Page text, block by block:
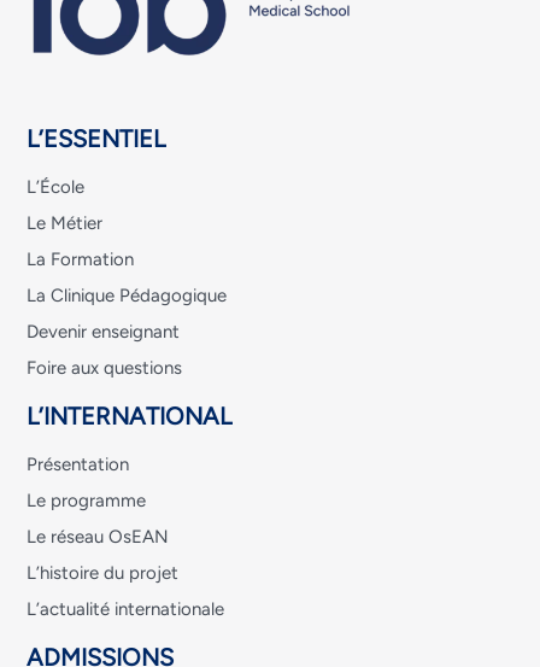
L’ESSENTIEL
L’École
Le Métier
La Formation
La Clinique Pédagogique
Devenir enseignant
Foire aux questions
L’INTERNATIONAL
Présentation
Le programme
Le réseau OsEAN
L’histoire du projet
L’actualité internationale
ADMISSIONS